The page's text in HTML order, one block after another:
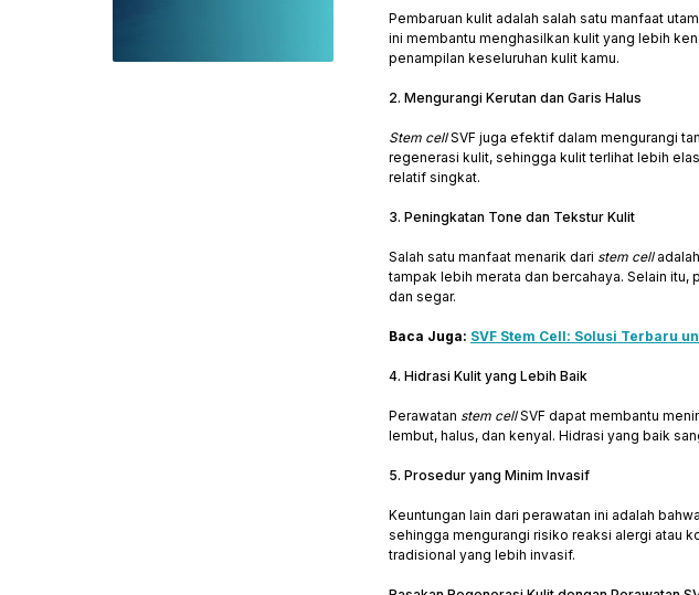
Pembaruan kulit adalah salah satu manfaat
ini membantu menghasilkan kulit yang lebih
penampilan keseluruhan kulit kamu.
2. Mengurangi Kerutan dan Garis Halus
Stem cellSVF juga efektif dalam mengurangi
regenerasi kulit, sehingga kulit terlihat lebih
relatif singkat.
3. Peningkatan Tone dan Tekstur Kulit
Salah satu manfaat menarik dari stem cell
tampak lebih merata dan bercahaya. Selain
dan segar.
Baca Juga: SVF Stem Cell: Solusi Terbaru
4. Hidrasi Kulit yang Lebih Baik
Perawatan stem cellSVF dapat membantu
lembut, halus, dan kenyal. Hidrasi yang baik
5. Prosedur yang Minim Invasif
Keuntungan lain dari perawatan ini adalah
sehingga mengurangi risiko reaksi alergi atau
tradisional yang lebih invasif.